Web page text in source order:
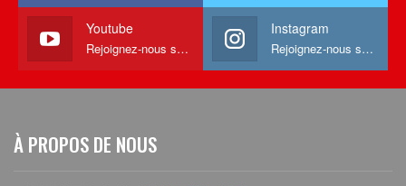
Youtube
Rejoignez-nous sur Youtube
Instagram
Rejoignez-nous sur Instagram
À PROPOS DE NOUS